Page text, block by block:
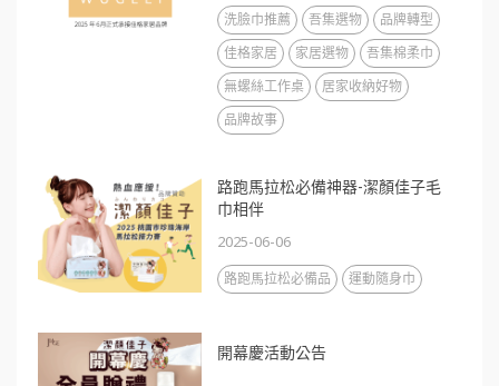
洗臉巾推薦 吾集選物
品牌轉型
佳格家居
家居選物
吾集棉柔巾
無螺絲工作桌
居家收納好物
品牌故事
路跑馬拉松必備神器-潔顏佳子毛
巾相伴
2025-06-06
路跑馬拉松必備品 運動隨身巾
開幕慶活動公告